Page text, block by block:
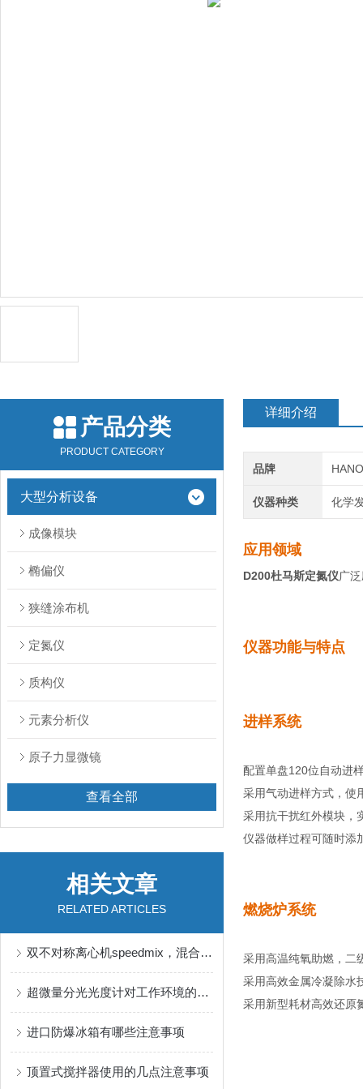
产品分类
PRODUCT CATEGORY
大型分析设备
成像模块
椭偏仪
狭缝涂布机
定氮仪
质构仪
元素分析仪
原子力显微镜
查看全部
相关文章
RELATED ARTICLES
双不对称离心机speedmix，混合样本专治各种不服！
超微量分光光度计对工作环境的要求有哪些？
进口防爆冰箱有哪些注意事项
顶置式搅拌器使用的几点注意事项
详细介绍
品牌
仪器种类 化学
应用领域
D200杜马斯定氮仪广
仪器功能与特点
进样系统
配置单盘120位自动进
采用气动进样方式，使
采用抗干扰红外模块，
仪器做样过程可随时添
燃烧炉系统
采用高温纯氧助燃，二
采用高效金属冷凝除水
采用新型耗材高效还原